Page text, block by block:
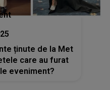
ținute de la Met
care au furat
eveniment?